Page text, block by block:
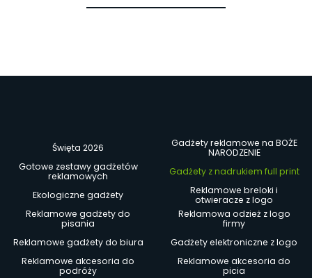
Święta 2026
Gadżety reklamowe na BOŻE
NARODZENIE
Gotowe zestawy gadżetów
reklamowych
Gadżety z nadrukiem full print
Ekologiczne gadżety
Reklamowe breloki i
otwieracze z logo
Reklamowe gadżety do
pisania
Reklamowa odzież z logo
firmy
Reklamowe gadżety do biura
Gadżety elektroniczne z logo
Reklamowe akcesoria do
podróży
Reklamowe akcesoria do
picia